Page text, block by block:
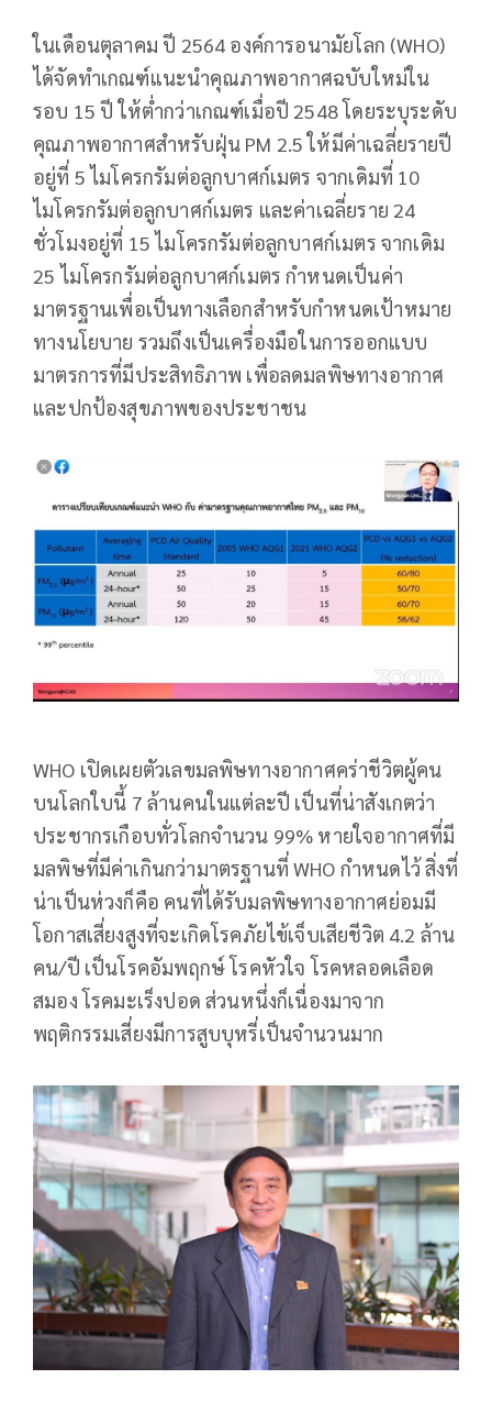
ในเดือนตุลาคม ปี 2564 องค์การอนามัยโลก (WHO)
ได้จัดทำเกณฑ์แนะนำคุณภาพอากาศฉบับใหม่ใน
รอบ 15 ปี ให้ต่ำกว่าเกณฑ์เมื่อปี 2548 โดยระบุระดับ
คุณภาพอากาศสำหรับฝุ่น PM 2.5 ให้มีค่าเฉลี่ยรายปี
อยู่ที่ 5 ไมโครกรัมต่อลูกบาศก์เมตร จากเดิมที่ 10
ไมโครกรัมต่อลูกบาศก์เมตร และค่าเฉลี่ยราย 24
ชั่วโมงอยู่ที่ 15 ไมโครกรัมต่อลูกบาศก์เมตร จากเดิม
25 ไมโครกรัมต่อลูกบาศก์เมตร กำหนดเป็นค่า
มาตรฐานเพื่อเป็นทางเลือกสำหรับกำหนดเป้าหมาย
ทางนโยบาย รวมถึงเป็นเครื่องมือในการออกแบบ
มาตรการที่มีประสิทธิภาพ เพื่อลดมลพิษทางอากาศ
และปกป้องสุขภาพของประชาชน
WHO เปิดเผยตัวเลขมลพิษทางอากาศคร่าชีวิตผู้คน
บนโลกใบนี้ 7 ล้านคนในแต่ละปี เป็นที่น่าสังเกตว่า
ประชากรเกือบทั่วโลกจำนวน 99% หายใจอากาศที่มี
มลพิษที่มีค่าเกินกว่ามาตรฐานที่ WHO กำหนดไว้ สิ่งที่
น่าเป็นห่วงก็คือ คนที่ได้รับมลพิษทางอากาศย่อมมี
โอกาสเสี่ยงสูงที่จะเกิดโรคภัยไข้เจ็บเสียชีวิต 4.2 ล้าน
คน/ปี เป็นโรคอัมพฤกษ์ โรคหัวใจ โรคหลอดเลือด
สมอง โรคมะเร็งปอด ส่วนหนึ่งก็เนื่องมาจาก
พฤติกรรมเสี่ยงมีการสูบบุหรี่เป็นจำนวนมาก